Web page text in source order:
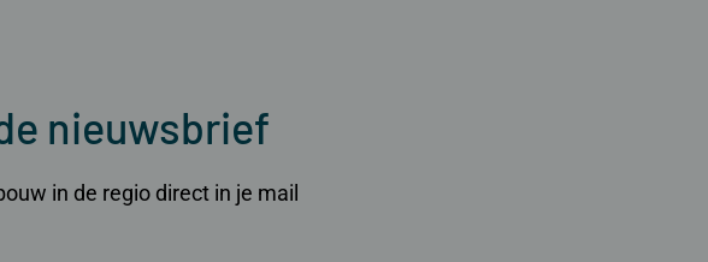
nieuwsbrief
in de regio direct in je mail